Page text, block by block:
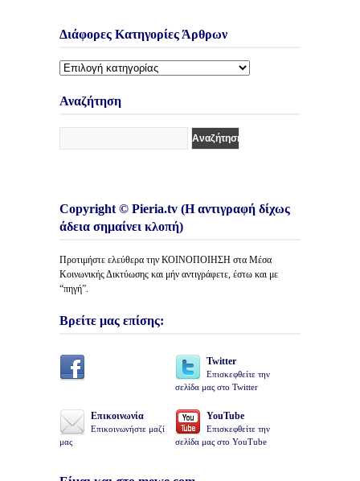
Διάφορες Κατηγορίες Άρθρων
Διάφορες
Άρθρων
Αναζήτηση
Copyright © Pieria.tv (Η αντιγραφή δίχως
άδεια σημαίνει κλοπή)
Προτιμήστε ελεύθερα την ΚΟΙΝΟΠΟΙΗΣΗ στα Μέσα
Κοινωνικής Δικτύωσης και μήν αντιγράφετε, έστω και με
“πηγή”.
Βρείτε μας επίσης:
Twitter
Επισκεφθείτε την
σελίδα μας στο Twitter
Επικοινωνία
Επικοινωνήστε μαζί
μας
YouTube
Επισκεφθείτε την
σελίδα μας στο YouTube